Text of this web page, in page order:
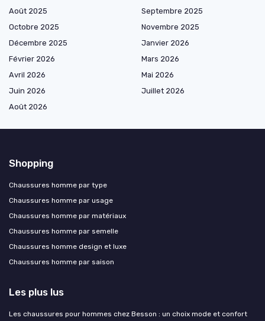
Août 2025
Septembre 2025
Octobre 2025
Novembre 2025
Décembre 2025
Janvier 2026
Février 2026
Mars 2026
Avril 2026
Mai 2026
Juin 2026
Juillet 2026
Août 2026
Shopping
Chaussures homme par type
Chaussures homme par usage
Chaussures homme par matériaux
Chaussures homme par semelle
Chaussures homme design et luxe
Chaussures homme par saison
Les plus lus
Les chaussures pour hommes chez Besson : un choix mode et confort